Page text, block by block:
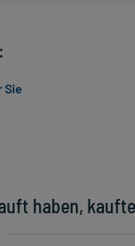
haben,
Sie